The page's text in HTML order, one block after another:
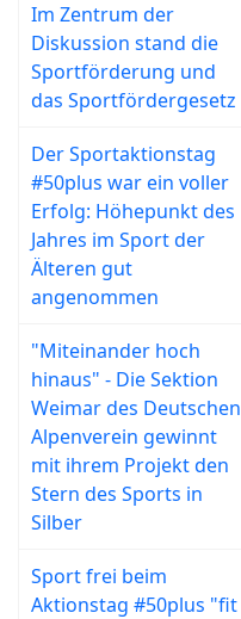
Im Zentrum der
Diskussion stand die
Sportförderung und
das Sportfördergesetz
Der Sportaktionstag
#50plus war ein voller
Erfolg: Höhepunkt des
Jahres im Sport der
Älteren gut
angenommen
"Miteinander hoch
hinaus" - Die Sektion
Weimar des Deutschen
Alpenverein gewinnt
mit ihrem Projekt den
Stern des Sports in
Silber
Sport frei beim
Aktionstag #50plus "fit